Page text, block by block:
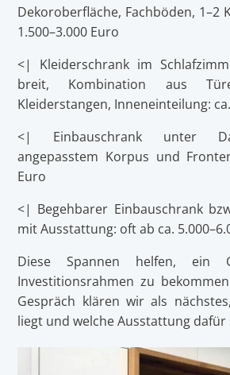
Dekoroberfläche, Fachböden, 1–2
1.500–3.000 Euro
<| Kleiderschrank im
breit, Kombination aus
Kleiderstangen, Inneneinteilung:
<| Einbauschrank unter
angepasstem Korpus und
Euro
<| Begehbarer Einbauschrank
mit Ausstattung: oft ab ca.
Diese Spannen helfen, ein
Investitionsrahmen zu
Gespräch klären wir als
liegt und welche Ausstattung dafür